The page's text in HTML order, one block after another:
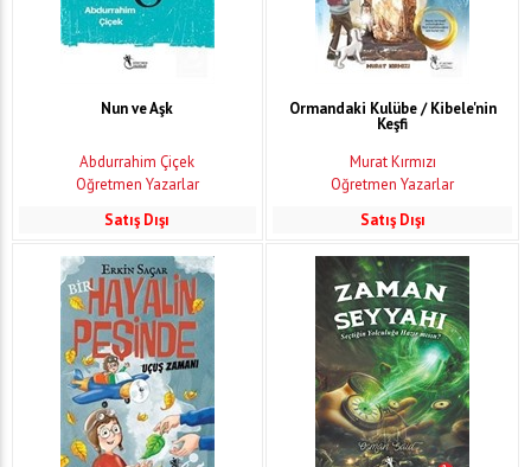
Nun ve Aşk
Abdurrahim Çiçek
Öğretmen Yazarlar
Satış Dışı
Ormandaki Kulübe / Kibele'nin
Keşfi
Murat Kırmızı
Öğretmen Yazarlar
Satış Dışı